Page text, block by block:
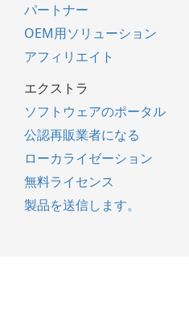
パートナー
OEM用ソリューション
アフィリエイト
エクストラ
ソフトウェアのポータル
公認再販業者になる
ローカライゼーション
無料ライセンス
製品を送信します。